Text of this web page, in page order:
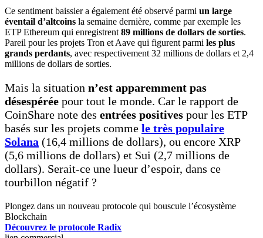
Ce sentiment baissier a également été observé parmi un large
éventail d’altcoins la semaine dernière, comme par exemple les
ETP Ethereum qui enregistrent 89 millions de dollars de sorties.
Pareil pour les projets Tron et Aave qui figurent parmi les plus
grands perdants, avec respectivement 32 millions de dollars et 2,4
millions de dollars de sorties.
Mais la situation n’est apparemment pas
désespérée pour tout le monde. Car le rapport de
CoinShare note des entrées positives pour les ETP
basés sur les projets comme le très populaire
Solana (16,4 millions de dollars), ou encore XRP
(5,6 millions de dollars) et Sui (2,7 millions de
dollars). Serait-ce une lueur d’espoir, dans ce
tourbillon négatif ?
Plongez dans un nouveau protocole qui bouscule l’écosystème
Blockchain
Découvrez le protocole Radix